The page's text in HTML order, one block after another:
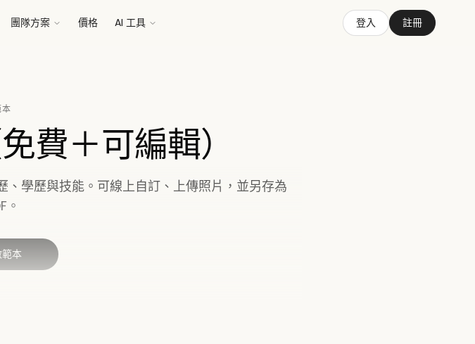
團隊方案 價格 AI 工具 登入 註冊
費＋可編輯）
學歷與技能。可線上自訂、上傳照片，並另存為
。
本